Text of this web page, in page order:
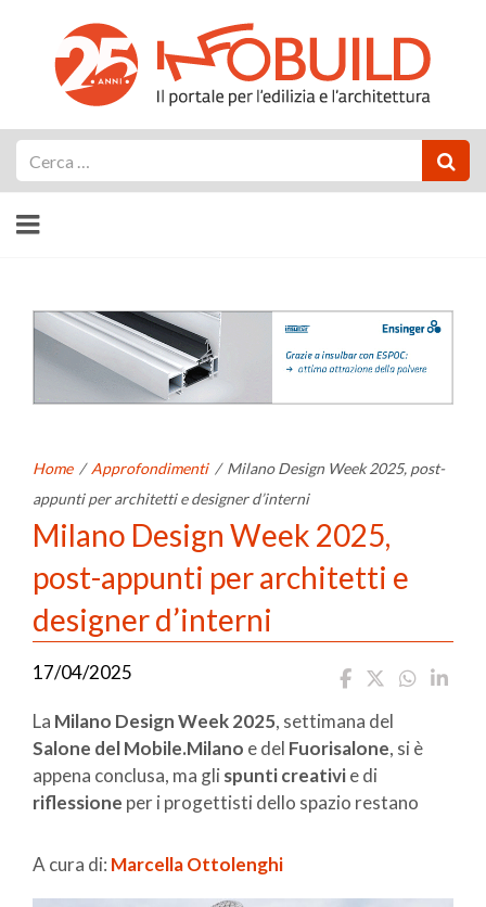
Home / Approfondimenti / Milano Design Week 2025, post-
appunti per architetti e designer d’interni
Milano Design Week 2025,
post-appunti per architetti e
designer d’interni
17/04/2025
La Milano Design Week 2025, settimana del
Salone del Mobile.Milano e del Fuorisalone, si è
appena conclusa, ma gli spunti creativie di
riflessione per i progettisti dello spazio restano
A cura di: Marcella Ottolenghi